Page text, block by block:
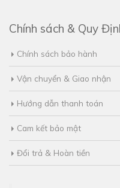
Chính sách & Quy
Chính sách bảo hành
Vận chuyển & Giao nhận
Hướng dẫn thanh toán
Cam kết bảo mật
Đổi trả & Hoàn tiền